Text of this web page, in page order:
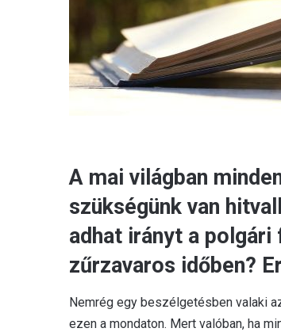
A mai világban
szükségünk van
adhat irányt a
zűrzavaros időben?
Nemrég egy beszélgetésben valaki
ezen a mondaton. Mert valóban, ha